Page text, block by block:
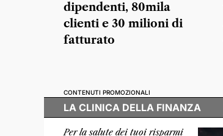
dipendenti, 80mila
clienti e 30 milioni di
fatturato
CONTENUTI PROMOZIONALI
LA CLINICA DELLA FINANZA
Per la salute dei tuoi risparmi